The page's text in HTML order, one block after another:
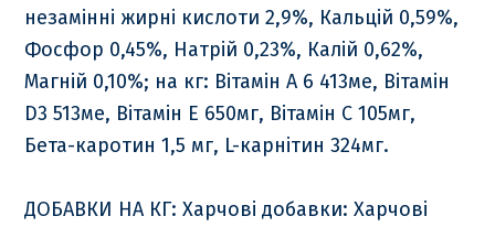
незамінні жирні кислоти 2,9%, Кальцій 0,59%,
Фосфор 0,45%, Натрій 0,23%, Калій 0,62%,
Магній 0,10%; на кг: Вітамін А 6 413ме, Вітамін
D3 513ме, Вітамін E 650мг, Вітамін С 105мг,
Бета-каротин 1,5 мг, L-карнітин 324мг.
ДОБАВКИ НА КГ: Харчові добавки: Харчові